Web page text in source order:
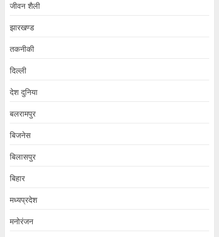
जीवन शैली
झारखण्ड
तकनीकी
दिल्ली
देश दुनिया
बलरामपुर
बिजनेस
बिलासपुर
बिहार
मध्यप्रदेश
मनोरंजन